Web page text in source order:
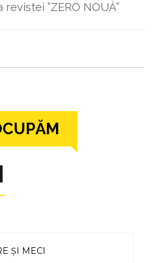
revistei ”ZERO NOUĂ”
ȘI MECI